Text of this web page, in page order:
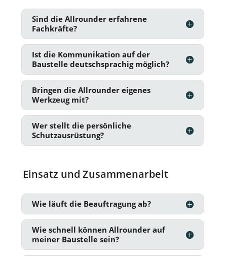
Sind die Allrounder erfahrene
Fachkräfte?
Ist die Kommunikation auf der
Baustelle deutschsprachig möglich?
Bringen die Allrounder eigenes
Werkzeug mit?
Wer stellt die persönliche
Schutzausrüstung?
Einsatz und Zusammenarbeit
Wie läuft die Beauftragung ab?
Wie schnell können Allrounder auf
meiner Baustelle sein?